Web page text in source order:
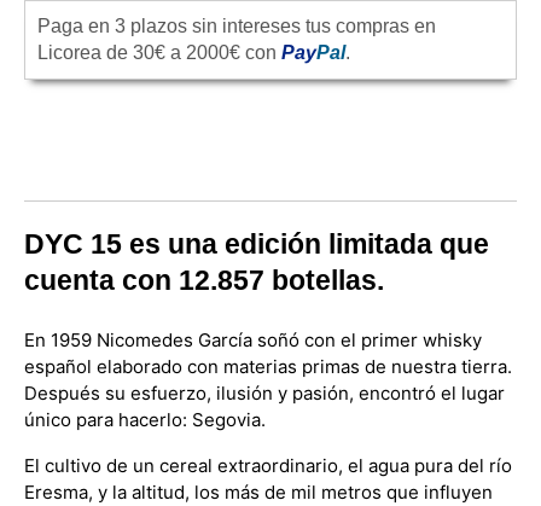
Paga en 3 plazos sin intereses tus compras en
Licorea de 30€ a 2000€ con PayPal.
DYC 15 es una edición limitada que
cuenta con 12.857 botellas.
En 1959 Nicomedes García soñó con el primer whisky
español elaborado con materias primas de nuestra tierra.
Después su esfuerzo, ilusión y pasión, encontró el lugar
único para hacerlo: Segovia.
El cultivo de un cereal extraordinario, el agua pura del río
Eresma, y la altitud, los más de mil metros que influyen